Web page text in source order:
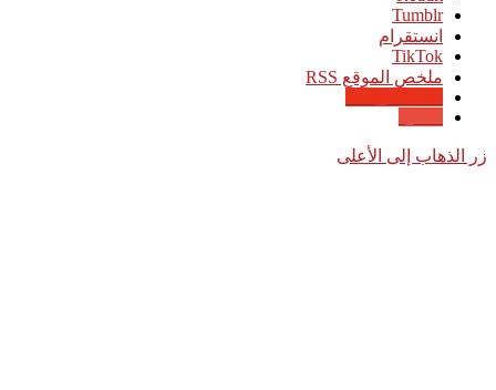
انستقرام
‫TikTok
ملخص الموقع RSS
زر الذهاب إلى الأعلى